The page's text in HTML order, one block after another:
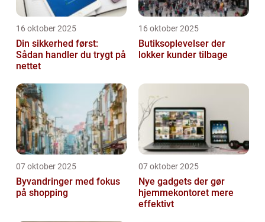
16 oktober 2025
Din sikkerhed først:
Sådan handler du trygt på
nettet
16 oktober 2025
Butiksoplevelser der
lokker kunder tilbage
07 oktober 2025
Byvandringer med fokus
på shopping
07 oktober 2025
Nye gadgets der gør
hjemmekontoret mere
effektivt